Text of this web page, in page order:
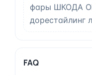
фары ШКОДА
дорестайлинг
FAQ